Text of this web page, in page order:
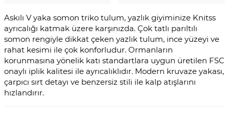
Askılı V yaka somon triko tulum, yazlık giyiminize Knitss
ayrıcalığı katmak üzere karşınızda. Çok tatlı parıltılı
somon rengiyle dikkat çeken yazlık tulum, ince yüzeyi ve
rahat kesimi ile çok konforludur. Ormanların
korunmasına yönelik katı standartlara uygun üretilen FSC
onaylı iplik kalitesi ile ayrıcalıklıdır. Modern kruvaze yakası,
çarpıcı sırt detayı ve benzersiz stili ile kalp atışlarını
hızlandırır.